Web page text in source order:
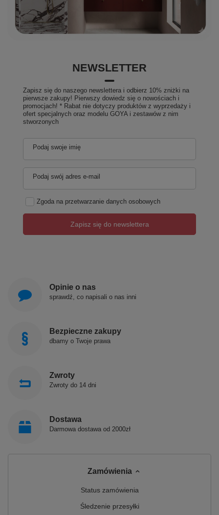
NEWSLETTER
Zapisz się do naszego newslettera i odbierz 10% zniżki na
pierwsze zakupy! Pierwszy dowiedz się o nowościach i
promocjach! * Rabat nie dotyczy produktów z wyprzedaży i
ofert specjalnych oraz modelu GOYA i zestawów z nim
stworzonych
Podaj swoje imię
Podaj swój adres e-mail
Zgoda na przetwarzanie danych osobowych
Zapisz się do newslettera
Opinie o nas
sprawdź, co napisali o nas inni
Bezpieczne zakupy
dbamy o Twoje prawa
Zwroty
Zwroty do 14 dni
Dostawa
Darmowa dostawa od 2000zł
Zamówienia
Status zamówienia
Śledzenie przesyłki